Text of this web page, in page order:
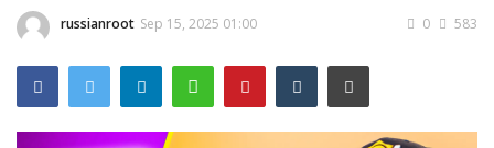
Домашняя
Видео
russianroot Sep 15, 2025 01:00 583
0